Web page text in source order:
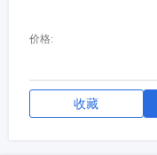
价格:
收藏